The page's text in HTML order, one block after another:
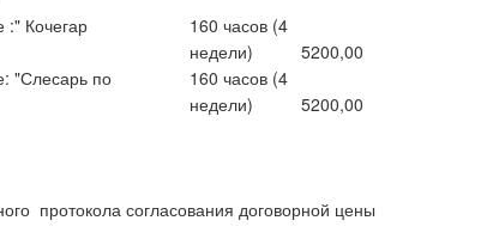
:" Кочегар
160 часов (4
недели)
5200,00
"Слесарь по
160 часов (4
недели)
5200,00
протокола согласования договорной цены